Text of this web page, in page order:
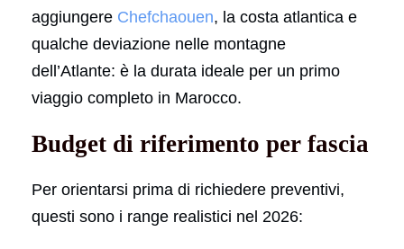
aggiungere Chefchaouen, la costa atlantica e
qualche deviazione nelle montagne
dell’Atlante: è la durata ideale per un primo
viaggio completo in Marocco.
Budget di riferimento per fascia
Per orientarsi prima di richiedere preventivi,
questi sono i range realistici nel 2026: